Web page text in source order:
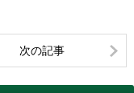
次の記事